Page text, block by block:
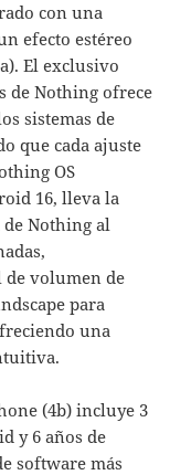
con una
efecto estéreo
El exclusivo
de Nothing ofrece
sistemas de
que cada ajuste
OS
16, lleva la
Nothing al
de volumen de
para
una
(4b) incluye 3
y 6 años de
software más